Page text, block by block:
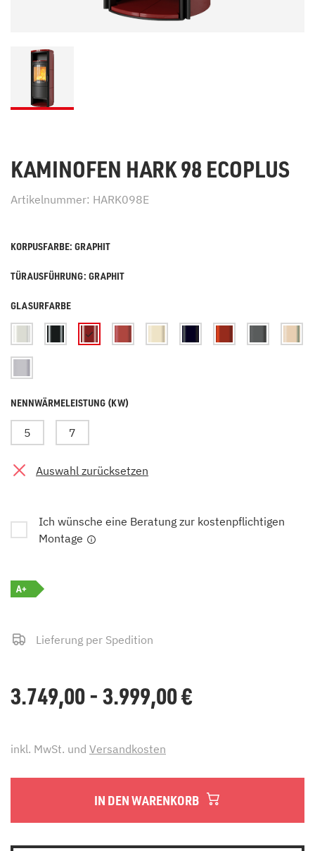
KAMINOFEN HARK 98 ECOPLUS
Artikelnummer: HARK098E
KORPUSFARBE: GRAPHIT
TÜRAUSFÜHRUNG: GRAPHIT
GLASURFARBE
NENNWÄRMELEISTUNG (KW)
5 7
Auswahl zurücksetzen
Ich wünsche eine Beratung zur kostenpflichtigen
Montage
A+
Lieferung per Spedition
3.749,00 - 3.999,00€
inkl. MwSt. und Versandkosten
IN DEN WARENKORB